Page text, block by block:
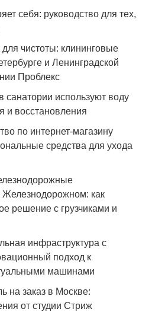
себя: руководство для тех,
чистоты: клининговые
и Ленинградской
Проблекс
санатории используют воду
и восстановления
по интернет-магазину
средства для ухода
Железнодорожном: как
решение с грузчиками и
инфраструктура с
подход к
машинами
на заказ в Москве:
от студии Стриж